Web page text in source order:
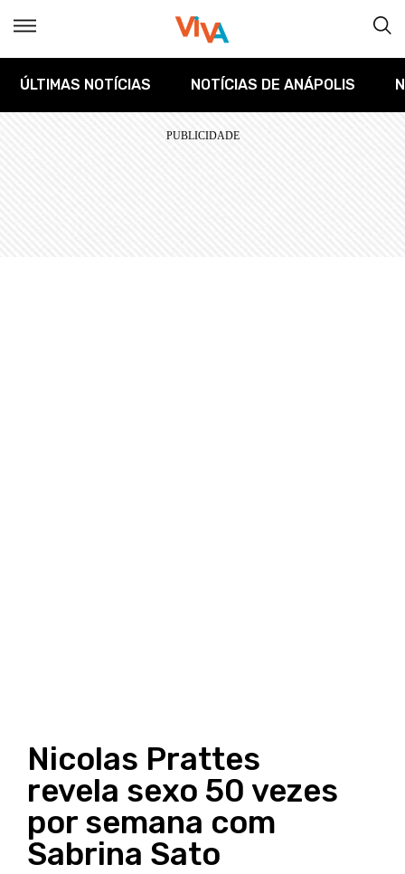
ÚLTIMAS NOTÍCIAS NOTÍCIAS DE ANÁPOLIS
Nicolas Prattes
revela sexo 50 vezes
por semana com
Sabrina Sato